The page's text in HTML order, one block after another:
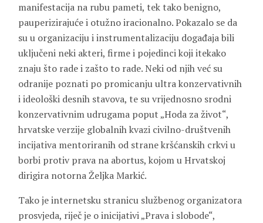
manifestacija na rubu pameti, tek tako benigno,
pauperizirajuće i otužno iracionalno. Pokazalo se da
su u organizaciju i instrumentalizaciju događaja bili
uključeni neki akteri, firme i pojedinci koji itekako
znaju što rade i zašto to rade. Neki od njih već su
odranije poznati po promicanju ultra konzervativnih
i ideološki desnih stavova, te su vrijednosno srodni
konzervativnim udrugama poput „Hoda za život“,
hrvatske verzije globalnih kvazi civilno-društvenih
incijativa mentoriranih od strane kršćanskih crkvi u
borbi protiv prava na abortus, kojom u Hrvatskoj
dirigira notorna Željka Markić.
Tako je internetsku stranicu službenog organizatora
prosvjeda, riječ je o inicijativi „Prava i slobode“,